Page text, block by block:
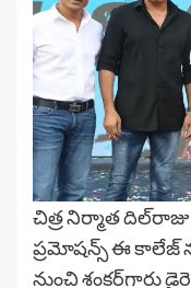
చిత్ర నిర్మాత
ప్రమోషన్స్ ఈ కాలేజ్
నుంచి శంక‌ర్‌గారు